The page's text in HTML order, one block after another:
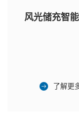
风光储充智
了解更